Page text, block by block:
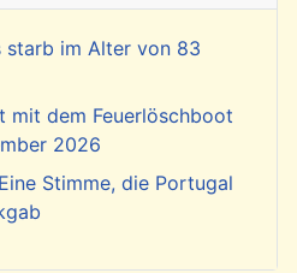
starb im Alter von 83
mit dem Feuerlöschboot
2026
Stimme, die Portugal